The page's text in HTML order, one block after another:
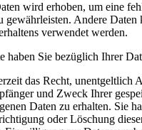
wird erhoben, um eine
gewährleisten. Andere
verwendet werden.
haben Sie bezüglich Ihrer
das Recht, unentgeltlich
und Zweck Ihrer
Daten zu erhalten. Sie
oder Löschung